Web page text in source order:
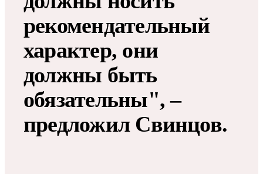
рекомендательный
характер, они
должны быть
обязательны", –
предложил Свинцов.